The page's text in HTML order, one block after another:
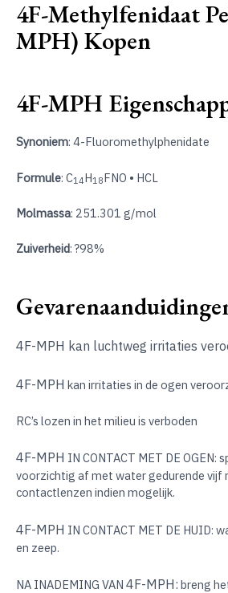
4F-Methylfenidaat
MPH) Kopen
4F-MPH
Synoniem: 4-Fluoromethylphenidate
Formule: C14H18FNO • HCL
Molmassa: 251.301 g/mol
Zuiverheid: ?98%
4F-MPH kan luchtweg irritaties
4F-MPH kan irritaties in de ogen
RC’s lozen in het milieu is verboden
4F-MPH IN CONTACT MET DE OGEN:
voorzichtig af met water gedurende vijf
contactlenzen indien mogelijk.
4F-MPH IN CONTACT MET DE HUID:
en zeep.
NA INADEMING VAN 4F-MPH: breng